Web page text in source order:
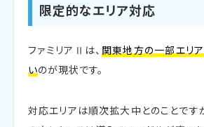
限定的なエリア対応
ファミリアⅡは、 関東地方の一部エリ
いのが現状です。
対応エリアは順次拡大中とのことです